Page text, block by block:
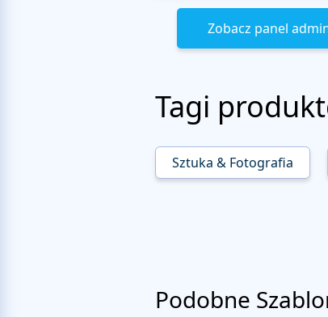
Zobacz panel
Tagi
Sztuka & Fotografia
Podobne